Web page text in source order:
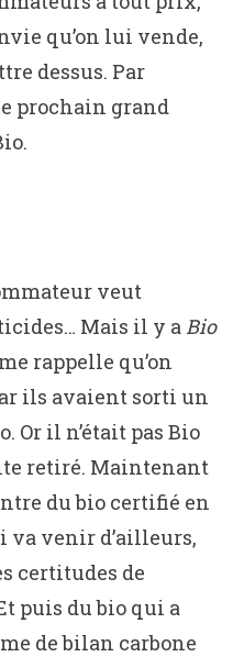
qu’on lui vende,
dessus. Par
prochain grand
veut
Mais il y a Bio
rappelle qu’on
ils avaient sorti un
Or il n’était pas Bio
retiré. Maintenant
du bio certifié en
va venir d’ailleurs,
certitudes de
puis du bio qui a
de bilan carbone